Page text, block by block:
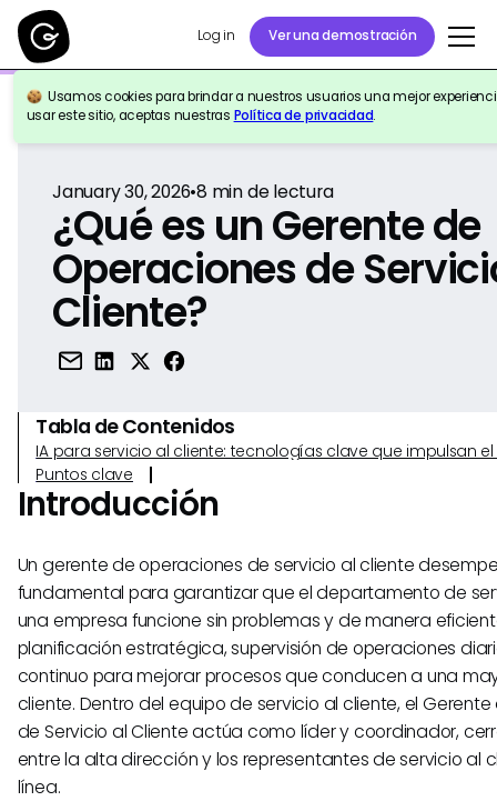
Log in Ver una demostración
Usamos cookies para brindar a nuestros usuarios una mejor
usar este sitio, aceptas nuestras Política de privacidad.
Volver a la Referencia
January 30, 2026•8min de lectura
¿Qué es un Gerente de
Operaciones de
Cliente?
Tabla de Contenidos
IA para servicio al cliente: tecnologías clave que impulsan
Puntos clave
Introducción
Un gerente de operaciones de servicio al cliente
fundamental para garantizar que el departamento de
una empresa funcione sin problemas y de manera
planificación estratégica, supervisión de operaciones
continuo para mejorar procesos que conducen a una
cliente. Dentro del equipo de servicio al cliente, el
de Servicio al Cliente actúa como líder y coordinador,
entre la alta dirección y los representantes de servicio al
línea.